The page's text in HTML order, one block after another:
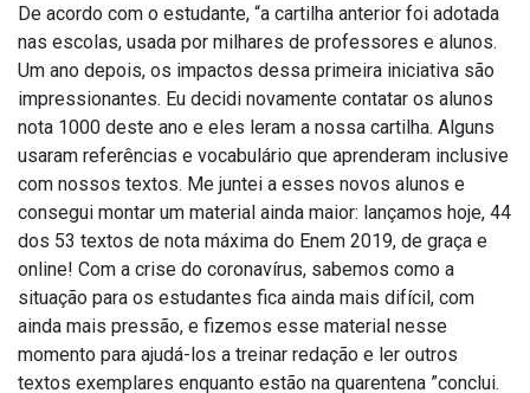
De acordo com o estudante, “a cartilha anterior foi adotada
nas escolas, usada por milhares de professores e alunos.
Um ano depois, os impactos dessa primeira iniciativa são
impressionantes. Eu decidi novamente contatar os alunos
nota 1000 deste ano e eles leram a nossa cartilha. Alguns
usaram referências e vocabulário que aprenderam inclusive
com nossos textos. Me juntei a esses novos alunos e
consegui montar um material ainda maior: lançamos hoje, 44
dos 53 textos de nota máxima do Enem 2019, de graça e
online! Com a crise do coronavírus, sabemos como a
situação para os estudantes fica ainda mais difícil, com
ainda mais pressão, e fizemos esse material nesse
momento para ajudá-los a treinar redação e ler outros
textos exemplares enquanto estão na quarentena ”conclui.